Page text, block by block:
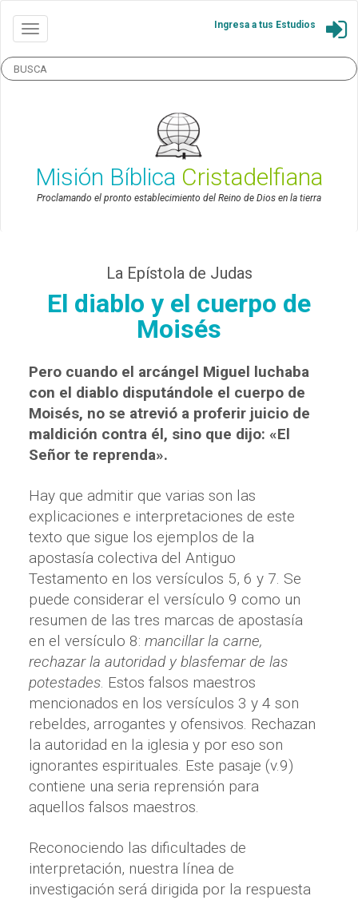
Ingresa a tus Estudios
Misión Bíblica Cristadelfiana
Proclamando el pronto establecimiento del Reino de Dios en la tierra
La Epístola de Judas
El diablo y el cuerpo de
Moisés
Pero cuando el arcángel Miguel luchaba
con el diablo disputándole el cuerpo de
Moisés, no se atrevió a proferir juicio de
maldición contra él, sino que dijo: «El
Señor te reprenda».
Hay que admitir que varias son las
explicaciones e interpretaciones de este
texto que sigue los ejemplos de la
apostasía colectiva del Antiguo
Testamento en los versículos 5, 6 y 7. Se
puede considerar el versículo 9 como un
resumen de las tres marcas de apostasía
en el versículo 8: mancillar la carne,
rechazar la autoridad y blasfemar de las
potestades. Estos falsos maestros
mencionados en los versículos 3 y 4 son
rebeldes, arrogantes y ofensivos. Rechazan
la autoridad en la iglesia y por eso son
ignorantes espirituales. Este pasaje (v.9)
contiene una seria reprensión para
aquellos falsos maestros.
Reconociendo las dificultades de
interpretación, nuestra línea de
investigación será dirigida por la respuesta